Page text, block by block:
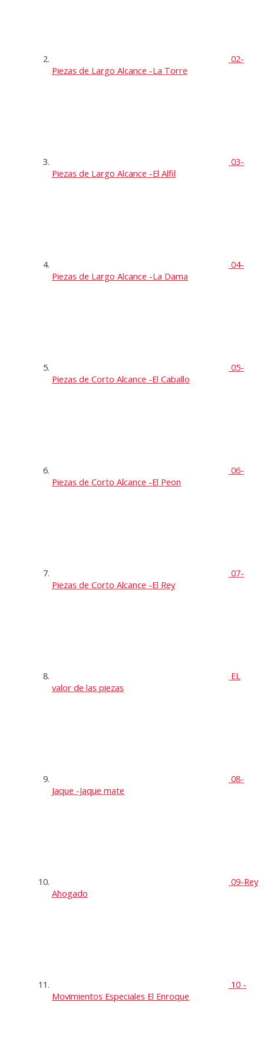
02-
Piezas de Largo Alcance -La Torre
03-
Piezas de Largo Alcance -El Alfil
04-
Piezas de Largo Alcance -La Dama
05-
Piezas de Corto Alcance -El Caballo
06-
Piezas de Corto Alcance -El Peon
07-
Piezas de Corto Alcance -El Rey
EL
valor de las piezas
08-
Jaque -Jaque mate
09-Rey
Ahogado
10 -
Movimientos Especiales El Enroque